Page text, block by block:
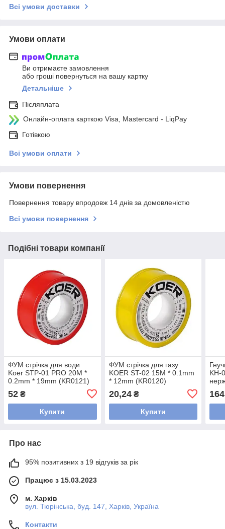
Всі умови доставки
Умови оплати
Ви отримаєте замовлення
або гроші повернуться на вашу картку
Детальніше
Післяплата
Онлайн-оплата карткою Visa, Mastercard - LiqPay
Готівкою
Всі умови оплати
Умови повернення
Повернення товару впродовж 14 днів за домовленістю
Всі умови повернення
Подібні товари компанії
ФУМ стрічка для води
Koer STP-01 PRO 20M *
0.2mm * 19mm (KR0121)
52 ₴
Купити
ФУМ стрічка для газу
KOER ST-02 15M * 0.1mm
* 12mm (KR0120)
20,24₴
Купити
KH-
164
Про нас
95% позитивних з 19 відгуків за рік
Працює з 15.03.2023
м. Харків
вул. Тюрінська, буд. 147, Харків, Україна
Контакти